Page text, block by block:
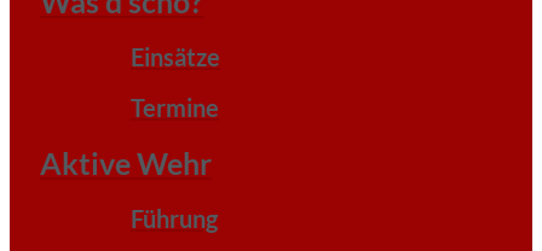
Einsätze
Termine
Aktive Wehr
Führung